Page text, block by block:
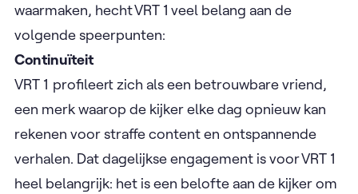
waarmaken, hecht VRT 1 veel belang aan de
volgende speerpunten:
Continuïteit
VRT 1 profileert zich als een betrouwbare vriend,
een merk waarop de kijker elke dag opnieuw kan
rekenen voor straffe content en ontspannende
verhalen. Dat dagelijkse engagement is voor VRT 1
heel belangrijk: het is een belofte aan de kijker om